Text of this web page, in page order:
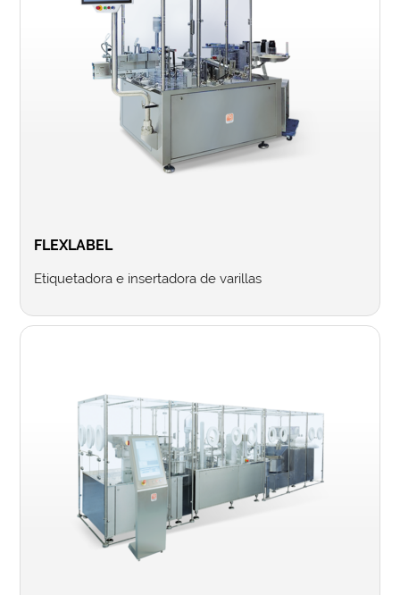
FLEXLABEL
Etiquetadora e insertadora de varillas